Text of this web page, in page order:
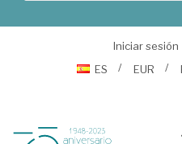
Iniciar sesión
ES
EUR